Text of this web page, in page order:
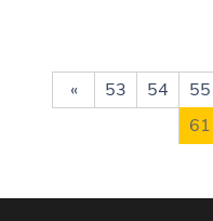
« 53 54 55
61